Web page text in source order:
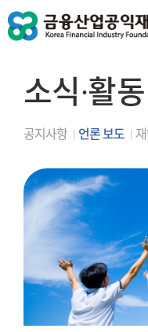
소식∙활동
공지사항 언론 보도